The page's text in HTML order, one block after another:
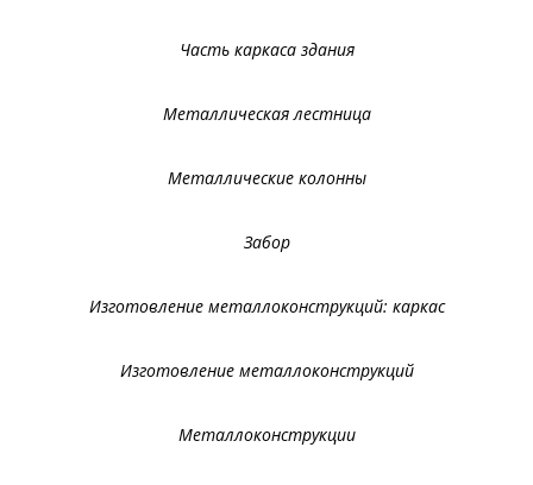
Часть каркаса здания
Металлическая лестница
Металлические колонны
Забор
Изготовление металлоконструкций: каркас
Изготовление металлоконструкций
Металлоконструкции